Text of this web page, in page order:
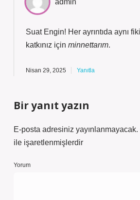
admin
Suat Engin! Her ayrıntıda aynı
katkınız için minnettarım.
Nisan 29, 2025 Yanıtla
Bir yanıt yazın
E-posta adresiniz yayınlanmayacak.
ile işaretlenmişlerdir
Yorum